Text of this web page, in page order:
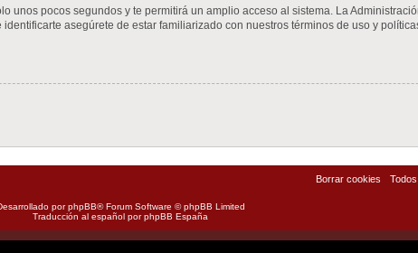
unos pocos segundos y te permitirá un amplio acceso al sistema. La
asegúrete de estar familiarizado con nuestros términos de uso y
Borrar cookies
porphpBB® Forum Software © phpBB Limited
Traducción al español porphpBB España